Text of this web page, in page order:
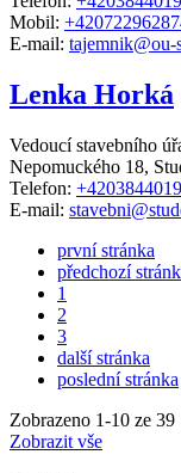
Mobil:
E-mail: tajemnik@ou-
Lenka Horká
Vedoucí stavebního
Nepomuckého 18,
Telefon:
E-mail:
první stránka
předchozí
1
2
3
další stránka
poslední stránka
Zobrazeno 1-10 ze 39
Zobrazit vše